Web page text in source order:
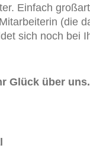
Einfach
(die
sich noch bei
Glück über